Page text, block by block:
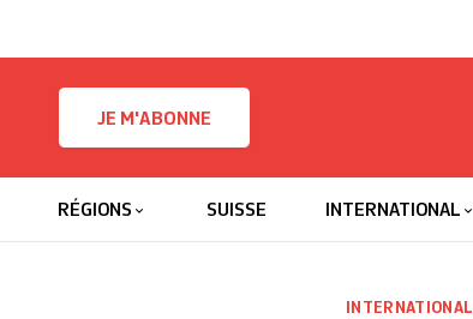
JE M'ABONNE
RÉGIONS SUISSE INTERNATIONAL
INTERNATIONAL